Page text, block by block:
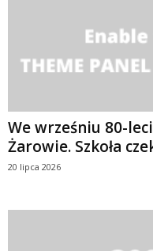
We wrześniu 80-
Żarowie. Szkoła
20 lipca 2026